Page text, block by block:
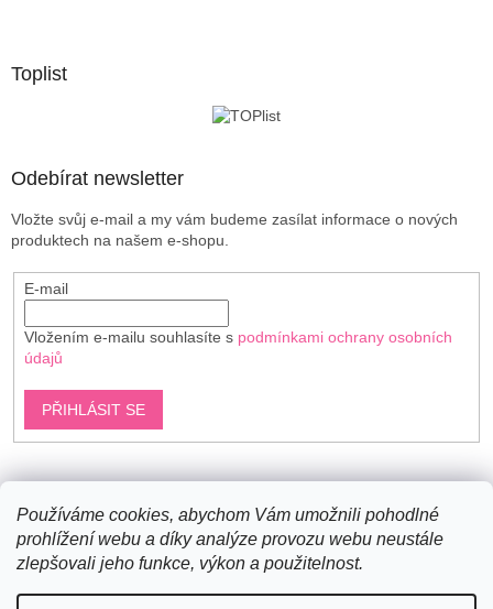
Používáme cookies, abychom Vám umožnili pohodlné
prohlížení webu a díky analýze provozu webu neustále
zlepšovali jeho funkce, výkon a použitelnost.
Toplist
Odebírat newsletter
Vložte svůj e-mail a my vám budeme zasílat informace o nových
produktech na našem e-shopu.
E-mail
Vložením e-mailu souhlasíte s podmínkami ochrany osobních
údajů
PŘIHLÁSIT SE